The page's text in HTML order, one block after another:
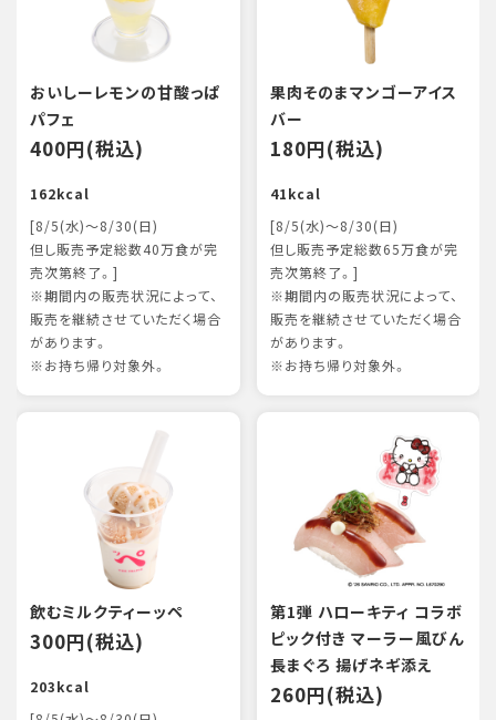
おいしーレモンの甘酸っぱ
パフェ
400円(税込)
162kcal
[8/5(水)～8/30(日)
但し販売予定総数40万食が完
売次第終了。]
※期間内の販売状況によって、
販売を継続させていただく場合
があります。
※お持ち帰り対象外。
果肉そのまマンゴーアイス
バー
180円(税込)
41kcal
[8/5(水)～8/30(日)
但し販売予定総数65万食が完
売次第終了。]
※期間内の販売状況によって、
販売を継続させていただく場合
があります。
※お持ち帰り対象外。
飲むミルクティーッペ
300円(税込)
203kcal
第1弾 ハローキティ コラボ
ピック付き マーラー風びん
長まぐろ 揚げネギ添え
260円(税込)